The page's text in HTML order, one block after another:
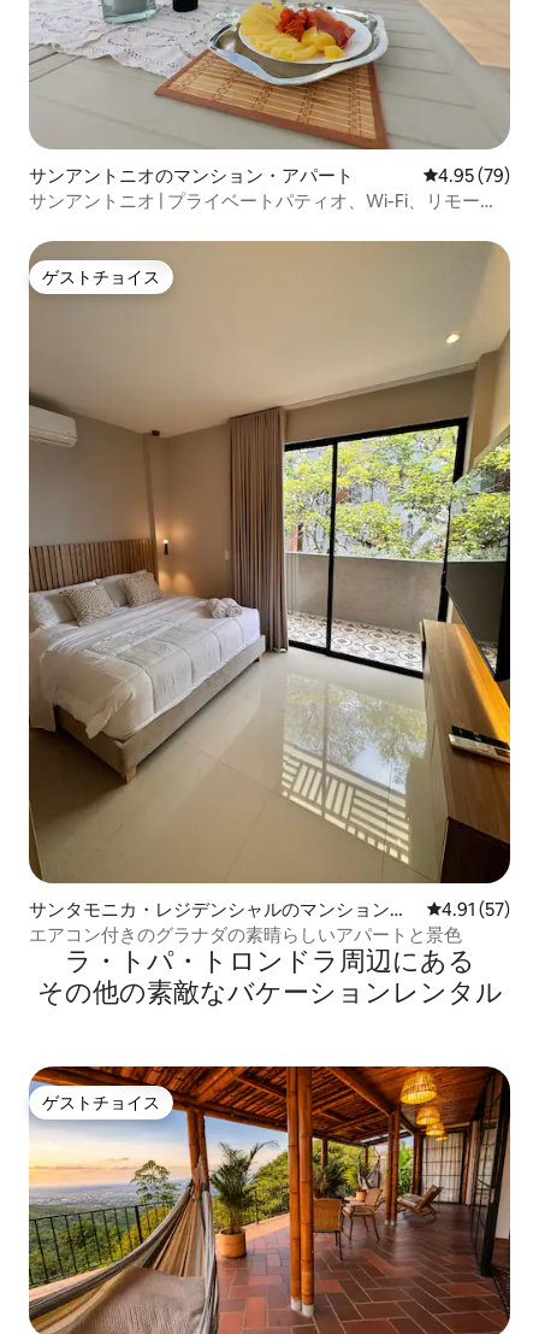
サンアントニオのマンション・アパート レビュー79
4.95 (79)
サンアントニオ | プライベートパティオ、Wi-Fi、リモート
ゲストチョイス
ゲストチョイス
サンタモニカ・レジデンシャルのマンション・
アパート
レビュー57
4.91 (57)
エアコン付きのグラナダの素晴らしいアパートと景色
ラ・トパ・トロンドラ⁠周⁠辺⁠に⁠あ⁠る
そ⁠の⁠他⁠の素⁠敵⁠なバ⁠ケ⁠ー⁠シ⁠ョ⁠ン⁠レ⁠ン⁠タ⁠ル
ゲストチョイス
ゲストチョイス